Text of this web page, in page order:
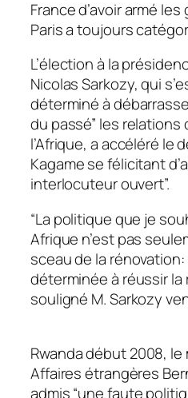
France d’avoir armé
Paris a toujours
L’élection à la
Nicolas Sarkozy, qui
déterminé à
du passé” les relations
l’Afrique, a accéléré le
Kagame se félicitant
interlocuteur ouvert”.
“La politique que je
Afrique n’est pas
sceau de la
déterminée à réussir la
souligné M. Sarkozy
Rwanda début 2008,
Affaires étrangères
admis “une faute